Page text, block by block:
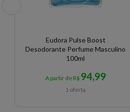
Eudora Pulse Boost
Desodorante Perfume Masculino
100ml
A partir de R$ 94,99
1 oferta